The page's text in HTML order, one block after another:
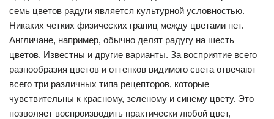
семь цветов радуги является культурной условностью.
Никаких четких физических границ между цветами нет.
Англичане, например, обычно делят радугу на шесть
цветов. Известны и другие варианты. За восприятие всего
разнообразия цветов и оттенков видимого света отвечают
всего три различных типа рецепторов, которые
чувствительны к красному, зеленому и синему цвету. Это
позволяет воспроизводить практически любой цвет,